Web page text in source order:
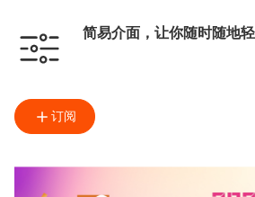
简易介面，让你随时随地
订阅